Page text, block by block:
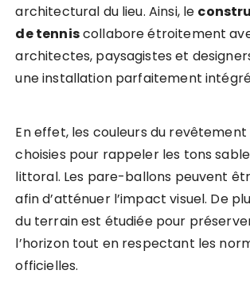
architectural du lieu. Ainsi, le
de tenniscollabore étroitement
architectes, paysagistes et
une installation parfaitement
En effet, les couleurs du
choisies pour rappeler les tons
littoral. Les pare-ballons peuvent
afin d’atténuer l’impact visuel. De
du terrain est étudiée pour
l’horizon tout en respectant les
officielles.